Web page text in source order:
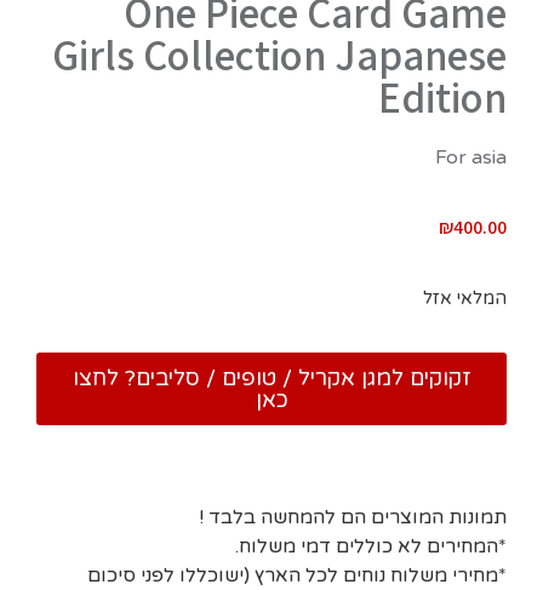
One Piece Card Game
Girls Collection Japanese
Edition
For asia
₪400.00
המלאי אזל
זקוקים למגן אקריל / טופים / סליבים? לחצו
כאן
תמונות המוצרים הם להמחשה בלבד !
*המחירים לא כוללים דמי משלוח.
*מחירי משלוח נוחים לכל הארץ (ישוכללו לפני סיכום